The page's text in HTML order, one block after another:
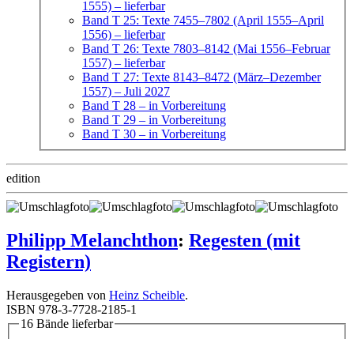
1555) – lieferbar
Band T 25: Texte 7455–7802 (April 1555–April
1556) – lieferbar
Band T 26: Texte 7803–8142 (Mai 1556–Februar
1557) – lieferbar
Band T 27: Texte 8143–8472 (März–Dezember
1557) – Juli 2027
Band T 28 – in Vorbereitung
Band T 29 – in Vorbereitung
Band T 30 – in Vorbereitung
edition
Philipp Melanchthon: Regesten (mit
Registern)
Herausgegeben von Heinz Scheible.
ISBN 978-3-7728-2185-1
16 Bände lieferbar